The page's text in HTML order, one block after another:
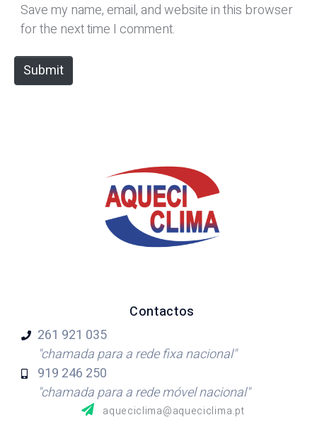
Save my name, email, and website in this browser
for the next time I comment.
Submit
Contactos
261 921 035
"chamada para a rede fixa nacional"
919 246 250
"chamada para a rede móvel nacional"
aqueciclima@aqueciclima.pt